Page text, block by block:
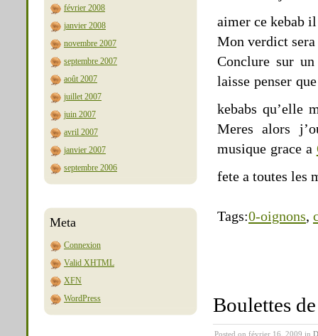
février 2008
janvier 2008
novembre 2007
septembre 2007
août 2007
juillet 2007
juin 2007
avril 2007
janvier 2007
septembre 2006
Meta
Connexion
Valid XHTML
XFN
WordPress
aimer ce kebab
Mon verdict sera
Conclure sur
laisse penser
kebabs qu’elle
Meres alors
musique grace a
fete a toutes les
Tags:0-oignons,
Boulettes
Posted on février 16, 2009 in